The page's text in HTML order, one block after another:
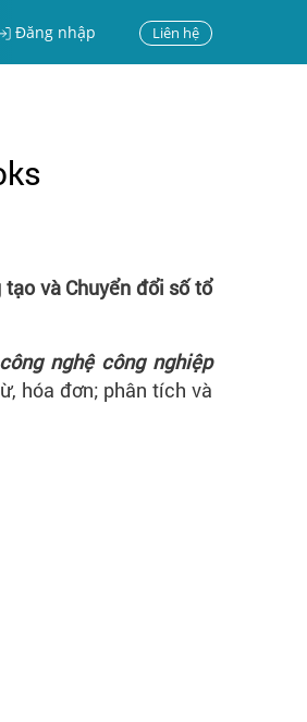
Đăng nhập Liên hệ
và Chuyển đổi số tổ
nghệ công nghiệp
hóa đơn; phân tích và